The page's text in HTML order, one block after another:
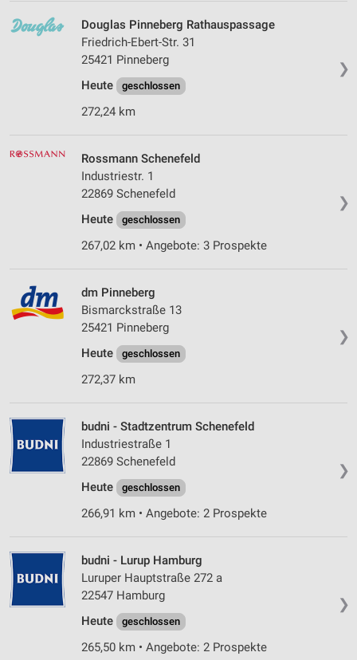
❯
Douglas Pinneberg Rathauspassage
Friedrich-Ebert-Str. 31
25421 Pinneberg
Heute
geschlossen
272,24 km
❯
Rossmann Schenefeld
Industriestr. 1
22869 Schenefeld
Heute
geschlossen
267,02 km • Angebote: 3 Prospekte
❯
dm Pinneberg
Bismarckstraße 13
25421 Pinneberg
Heute
geschlossen
272,37 km
❯
budni - Stadtzentrum Schenefeld
Industriestraße 1
22869 Schenefeld
Heute
geschlossen
266,91 km • Angebote: 2 Prospekte
❯
budni - Lurup Hamburg
Luruper Hauptstraße 272 a
22547 Hamburg
Heute
geschlossen
265,50 km • Angebote: 2 Prospekte